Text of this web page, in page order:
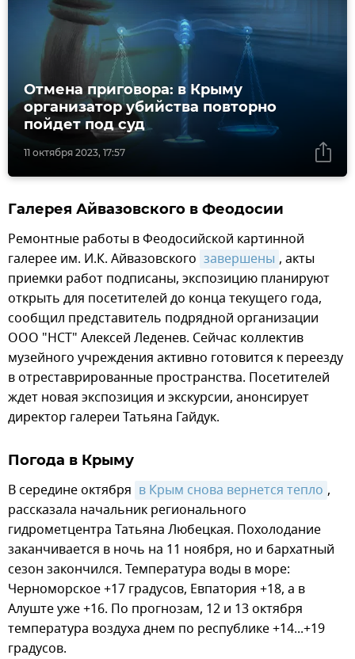
11 октября 2023, 17:57
Отмена приговора: в Крыму
организатор убийства повторно
пойдет под суд
Галерея Айвазовского в Феодосии
Ремонтные работы в Феодосийской картинной
галерее им. И.К. Айвазовского завершены , акты
приемки работ подписаны, экспозицию планируют
открыть для посетителей до конца текущего года,
сообщил представитель подрядной организации
ООО "НСТ" Алексей Леденев. Сейчас коллектив
музейного учреждения активно готовится к переезду
в отреставрированные пространства. Посетителей
ждет новая экспозиция и экскурсии, анонсирует
директор галереи Татьяна Гайдук.
Погода в Крыму
В середине октября в Крым снова вернется тепло ,
рассказала начальник регионального
гидрометцентра Татьяна Любецкая. Похолодание
заканчивается в ночь на 11 ноября, но и бархатный
сезон закончился. Температура воды в море:
Черноморское +17 градусов, Евпатория +18, а в
Алуште уже +16. По прогнозам, 12 и 13 октября
температура воздуха днем по республике +14...+19
градусов.